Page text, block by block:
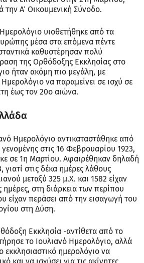
την Α΄ Οικουμενική Σύνοδο.
υιοθετήθηκε από τα
μέσα στα επόμενα πέντε
καθυστέρησαν πολύ
της Ορθόδοξης Εκκλησίας στο
ήταν ακόμη πιο μεγάλη, με
να παραμείνει σε ισχύ σε
έως τον 20ο αιώνα.
Ημερολόγιο αντικαταστάθηκε από
στις 16 Φεβρουαρίου 1923,
σε 1η Μαρτίου. Αφαιρέθηκαν δηλαδή
γιατί στις δέκα ημέρες λάθους
μεταξύ 325 μ.Χ. και 1582 είχαν
ημέρες, στη διάρκεια των περίπου
είχαν περάσει από την εισαγωγή του
στη Δύση.
Εκκλησία -αντίθετα από το
το Ιουλιανό Ημερολόγιο, αλλά
εκκλησιαστικό ημερολόγιο να